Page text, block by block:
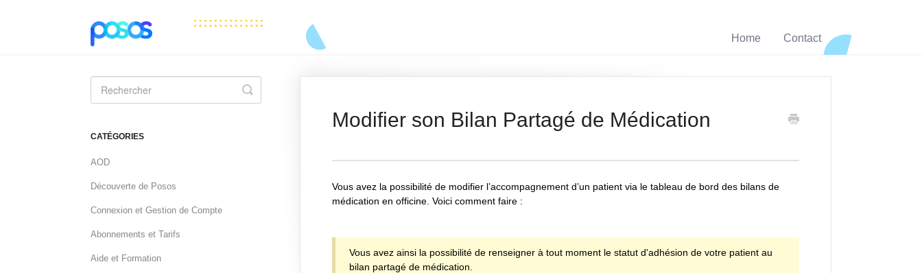
Home Contact
Modifier son Bilan Partagé de Médication
Vous avez la possibilité de modifier l’accompagnement d’un patient via le tableau de bord des bilans de
médication en officine. Voici comment faire :
Vous avez ainsi la possibilité de renseigner à tout moment le statut d'adhésion de votre patient au
bilan partagé de médication.
Toggle
Search
CATÉGORIES
AOD
Découverte de Posos
Connexion et Gestion de Compte
Abonnements et Tarifs
Aide et Formation